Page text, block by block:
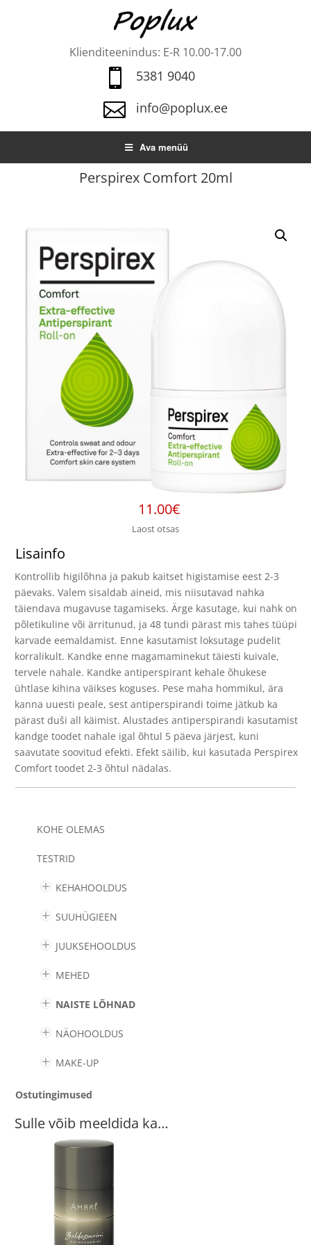
Klienditeenindus: E-R 10.00-17.00
 5381 9040
 info@poplux.ee
Ava menüü
Perspirex Comfort 20ml
11.00€
Laost otsas
Lisainfo
Kontrollib higilõhna ja pakub kaitset higistamise eest 2-3
päevaks. Valem sisaldab aineid, mis niisutavad nahka
täiendava mugavuse tagamiseks. Ärge kasutage, kui nahk on
põletikuline või ärritunud, ja 48 tundi pärast mis tahes tüüpi
karvade eemaldamist. Enne kasutamist loksutage pudelit
korralikult. Kandke enne magamaminekut täiesti kuivale,
tervele nahale. Kandke antiperspirant kehale õhukese
ühtlase kihina väikses koguses. Pese maha hommikul, ära
kanna uuesti peale, sest antiperspirandi toime jätkub ka
pärast duši all käimist. Alustades antiperspirandi kasutamist
kandge toodet nahale igal õhtul 5 päeva järjest, kuni
saavutate soovitud efekti. Efekt säilib, kui kasutada Perspirex
Comfort toodet 2-3 õhtul nädalas.
KOHE OLEMAS
TESTRID
KEHAHOOLDUS
SUUHÜGIEEN
JUUKSEHOOLDUS
MEHED
NAISTE LÕHNAD
NÄOHOOLDUS
MAKE-UP
Ostutingimused
Sulle võib meeldida ka…